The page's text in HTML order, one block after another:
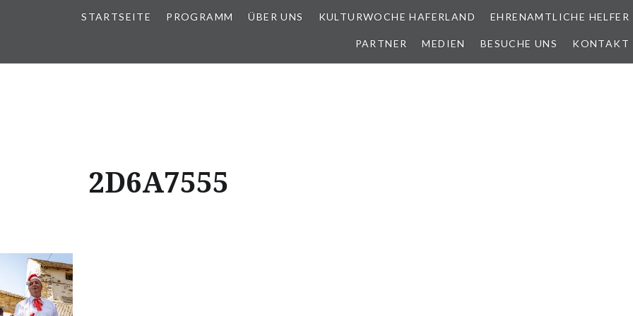
STARTSEITE PROGRAMM ÜBER UNS KULTURWOCHE HAFERLAND EHRENAMTLICHE HELFER
PARTNER MEDIEN BESUCHE UNS KONTAKT
2D6A7555